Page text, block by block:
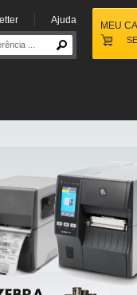
MEU
Ajuda